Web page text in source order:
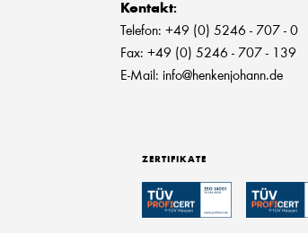
Kontakt:
Telefon: +49 (0) 5246 - 707 - 0
Fax: +49 (0) 5246 - 707 - 139
E-Mail: info@henkenjohann.de
ZERTIFIKATE